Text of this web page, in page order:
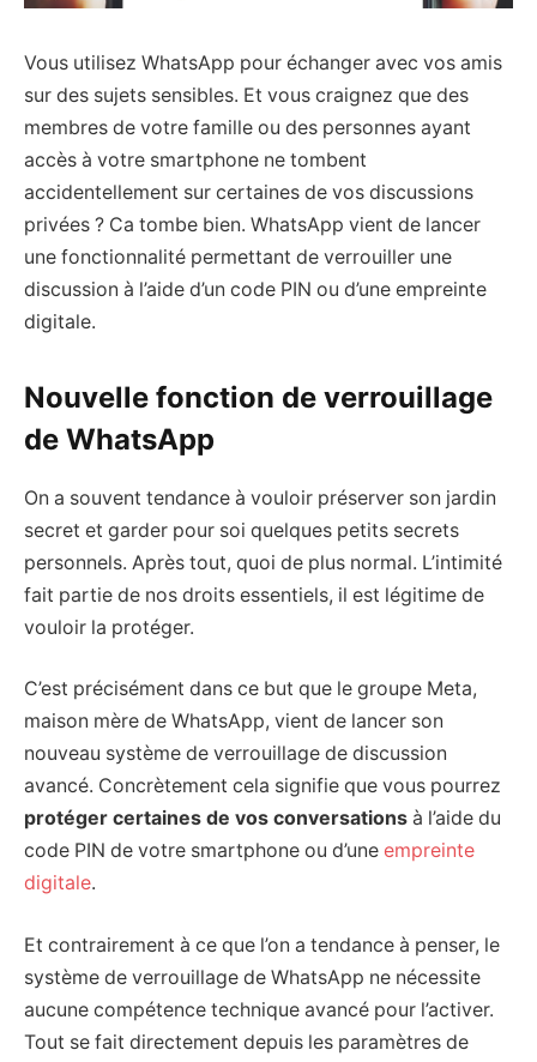
Vous utilisez WhatsApp pour échanger avec vos amis
sur des sujets sensibles. Et vous craignez que des
membres de votre famille ou des personnes ayant
accès à votre smartphone ne tombent
accidentellement sur certaines de vos discussions
privées ? Ca tombe bien. WhatsApp vient de lancer
une fonctionnalité permettant de verrouiller une
discussion à l’aide d’un code PIN ou d’une empreinte
digitale.
Nouvelle fonction de verrouillage
de WhatsApp
On a souvent tendance à vouloir préserver son jardin
secret et garder pour soi quelques petits secrets
personnels. Après tout, quoi de plus normal. L’intimité
fait partie de nos droits essentiels, il est légitime de
vouloir la protéger.
C’est précisément dans ce but que le groupe Meta,
maison mère de WhatsApp, vient de lancer son
nouveau système de verrouillage de discussion
avancé. Concrètement cela signifie que vous pourrez
protéger certaines de vos conversations à l’aide du
code PIN de votre smartphone ou d’une empreinte
digitale.
Et contrairement à ce que l’on a tendance à penser, le
système de verrouillage de WhatsApp ne nécessite
aucune compétence technique avancé pour l’activer.
Tout se fait directement depuis les paramètres de